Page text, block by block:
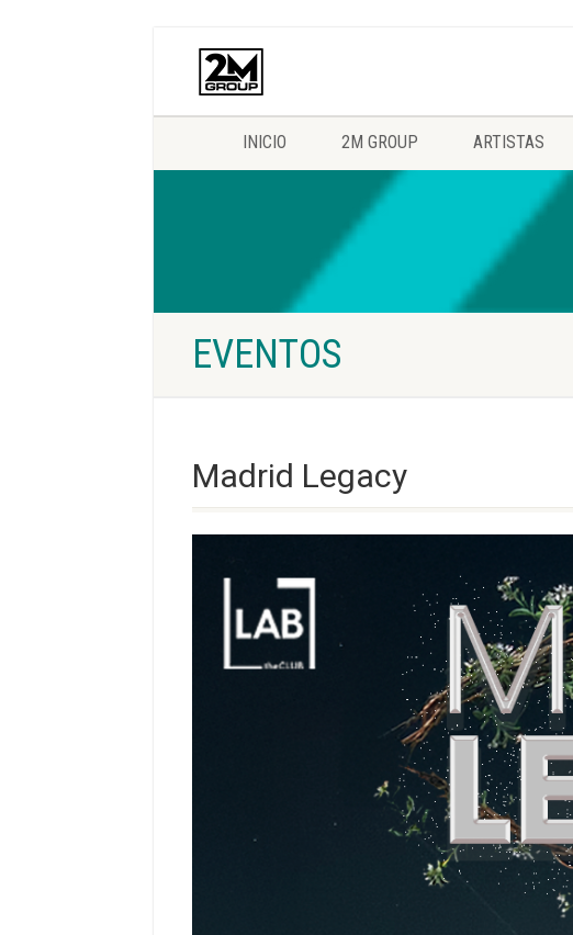
INICIO 2M GROUP ARTISTAS
EVENTOS
Madrid Legacy